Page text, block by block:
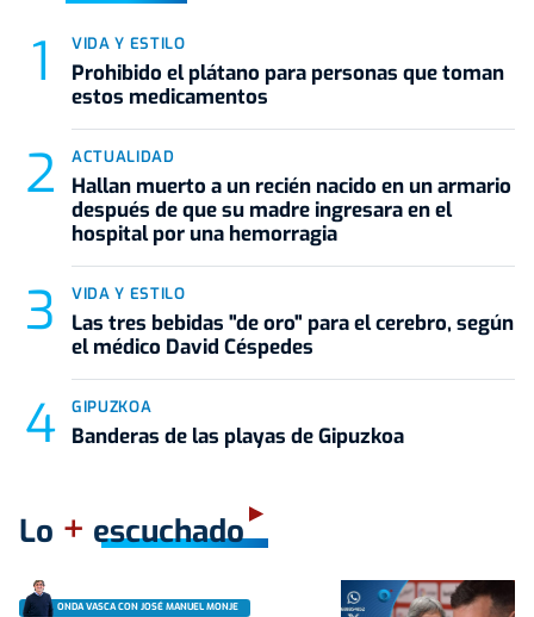
VIDA Y ESTILO
Prohibido el plátano para personas que toman
estos medicamentos
ACTUALIDAD
Hallan muerto a un recién nacido en un armario
después de que su madre ingresara en el
hospital por una hemorragia
VIDA Y ESTILO
Las tres bebidas "de oro" para el cerebro, según
el médico David Céspedes
GIPUZKOA
Banderas de las playas de Gipuzkoa
Lo + escuchado
ONDA VASCA CON JOSÉ MANUEL MONJE